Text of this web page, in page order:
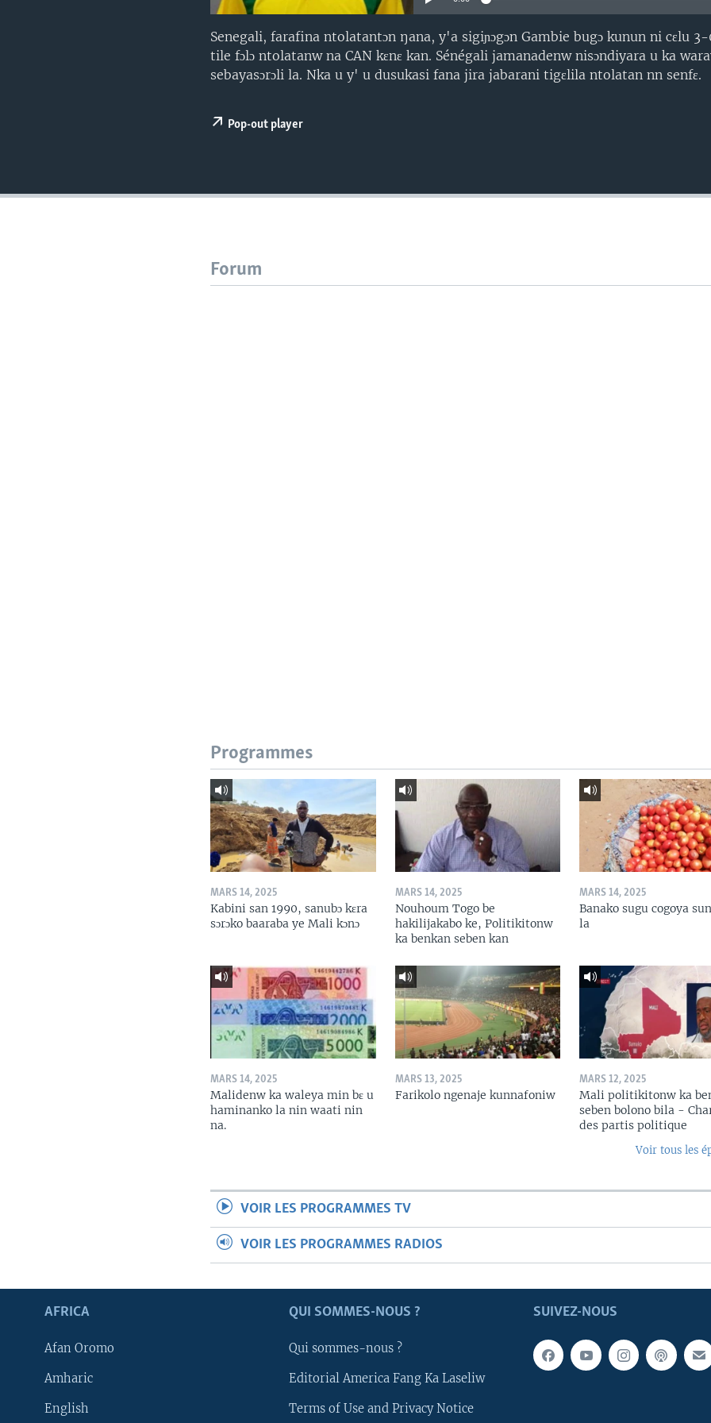
Senegali, farafina ntolatantɔn ŋana, y'a sigiɲɔgɔn Gambie bugɔ kunun ni cɛlu
tile fɔlɔ ntolatanw na CAN kɛnɛ kan. Sénégali jamanadenw nisɔndiyara u ka
sebayasɔrɔli la. Nka u y' u dusukasi fana jira jabarani tigɛlila ntolatan nn senfɛ.
Pop-out player
Forum
Programmes
MARS 14, 2025
Kabini san 1990, sanubɔ kɛra
sɔrɔko baaraba ye Mali kɔnɔ
MARS 14, 2025
Nouhoum Togo be
hakilijakabo ke, Politikitonw
ka benkan seben kan
MARS 14, 2025
Banako sugu cogoya
la
MARS 14, 2025
Malidenw ka waleya min bɛ u
haminanko la nin waati nin
na.
MARS 13, 2025
Farikolo ngenaje kunnafoniw
MARS 12, 2025
Mali politikitonw ka
seben bolono bila -
des partis politique
Voir tous les
VOIR LES PROGRAMMES TV
VOIR LES PROGRAMMES RADIOS
SUIVEZ-NOUS
AFRICA
Afan Oromo
Amharic
English
QUI SOMMES-NOUS ?
Qui sommes-nous ?
Editorial America Fang Ka Laseliw
Terms of Use and Privacy Notice